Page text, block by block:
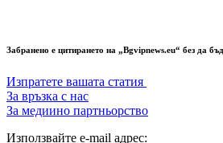
Забранено е цитирането на „Bgvipnews.eu“ без да
Изпратете вашата статия
За връзка с нас
За медиино партньорство
Използвайте e-mail адрес: